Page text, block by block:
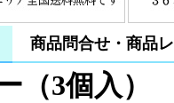
商品問合せ・商品
3個入）